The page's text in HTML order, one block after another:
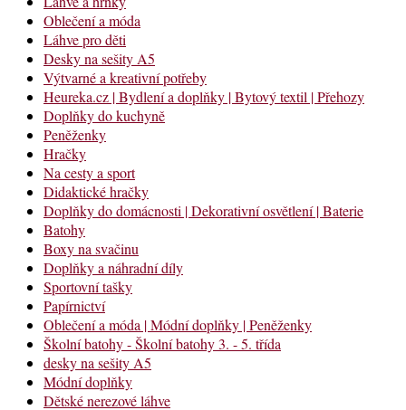
Oblečení a móda
Láhve pro děti
Desky na sešity A5
Výtvarné a kreativní potřeby
Heureka.cz | Bydlení a doplňky | Bytový textil | Přehozy
Doplňky do kuchyně
Peněženky
Hračky
Na cesty a sport
Didaktické hračky
Doplňky do domácnosti | Dekorativní osvětlení | Baterie
Batohy
Boxy na svačinu
Doplňky a náhradní díly
Sportovní tašky
Papírnictví
Oblečení a móda | Módní doplňky | Peněženky
Školní batohy - Školní batohy 3. - 5. třída
desky na sešity A5
Módní doplňky
Dětské nerezové láhve